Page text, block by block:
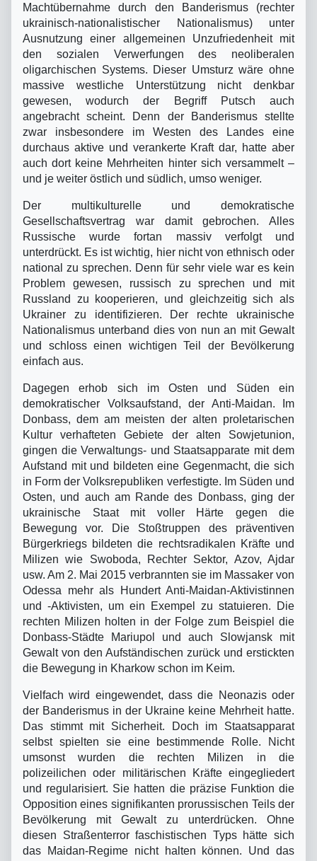
Machtübernahme durch den Banderismus (rechter
ukrainisch-nationalistischer Nationalismus) unter
Ausnutzung einer allgemeinen Unzufriedenheit mit
den sozialen Verwerfungen des neoliberalen
oligarchischen Systems. Dieser Umsturz wäre ohne
massive westliche Unterstützung nicht denkbar
gewesen, wodurch der Begriff Putsch auch
angebracht scheint. Denn der Banderismus stellte
zwar insbesondere im Westen des Landes eine
durchaus aktive und verankerte Kraft dar, hatte aber
auch dort keine Mehrheiten hinter sich versammelt –
und je weiter östlich und südlich, umso weniger.
Der multikulturelle und demokratische
Gesellschaftsvertrag war damit gebrochen. Alles
Russische wurde fortan massiv verfolgt und
unterdrückt. Es ist wichtig, hier nicht von ethnisch oder
national zu sprechen. Denn für sehr viele war es kein
Problem gewesen, russisch zu sprechen und mit
Russland zu kooperieren, und gleichzeitig sich als
Ukrainer zu identifizieren. Der rechte ukrainische
Nationalismus unterband dies von nun an mit Gewalt
und schloss einen wichtigen Teil der Bevölkerung
einfach aus.
Dagegen erhob sich im Osten und Süden ein
demokratischer Volksaufstand, der Anti-Maidan. Im
Donbass, dem am meisten der alten proletarischen
Kultur verhafteten Gebiete der alten Sowjetunion,
gingen die Verwaltungs- und Staatsapparate mit dem
Aufstand mit und bildeten eine Gegenmacht, die sich
in Form der Volksrepubliken verfestigte. Im Süden und
Osten, und auch am Rande des Donbass, ging der
ukrainische Staat mit voller Härte gegen die
Bewegung vor. Die Stoßtruppen des präventiven
Bürgerkriegs bildeten die rechtsradikalen Kräfte und
Milizen wie Swoboda, Rechter Sektor, Azov, Ajdar
usw. Am 2. Mai 2015 verbrannten sie im Massaker von
Odessa mehr als Hundert Anti-Maidan-Aktivistinnen
und -Aktivisten, um ein Exempel zu statuieren. Die
rechten Milizen holten in der Folge zum Beispiel die
Donbass-Städte Mariupol und auch Slowjansk mit
Gewalt von den Aufständischen zurück und erstickten
die Bewegung in Kharkow schon im Keim.
Vielfach wird eingewendet, dass die Neonazis oder
der Banderismus in der Ukraine keine Mehrheit hatte.
Das stimmt mit Sicherheit. Doch im Staatsapparat
selbst spielten sie eine bestimmende Rolle. Nicht
umsonst wurden die rechten Milizen in die
polizeilichen oder militärischen Kräfte eingegliedert
und regularisiert. Sie hatten die präzise Funktion die
Opposition eines signifikanten prorussischen Teils der
Bevölkerung mit Gewalt zu unterdrücken. Ohne
diesen Straßenterror faschistischen Typs hätte sich
das Maidan-Regime nicht halten können. Und das